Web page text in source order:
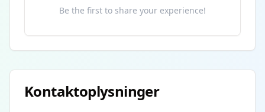
Be the first to share your experience!
Kontaktoplysninger